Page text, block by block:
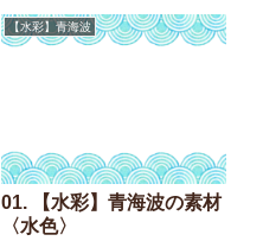
【水彩】青海波
01. 【水彩】青海波の素材
〈水色〉